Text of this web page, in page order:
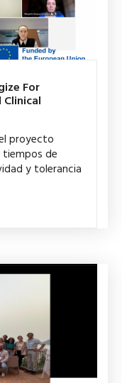
For
proyecto
de
y tolerancia